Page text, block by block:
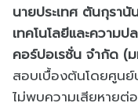
นายประเทศ ตันกุรา
เทคโนโลยีและความ
คอร์ปอเรชั่น จำกัด (
สอบเบื้องต้นโดยศูนย์
ไม่พบความเสียหายต่